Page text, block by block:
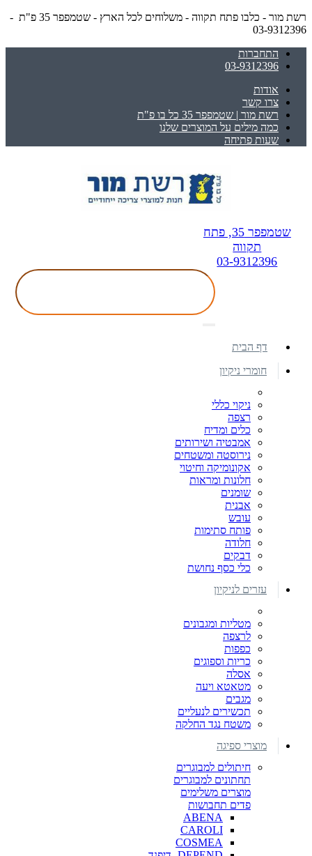
רשת מור - כלבו פתח תקווה - משלוחים לכל הארץ - שטמפפר 35 פ"ת -
03-9312396
התחברות
03-9312396
אודות
צרו קשר
רשת מור | שטמפפר 35 כל בו פ"ת
כמה מילים על המוצרים שלנו
שעות פתיחה
שטמפפר 35, פתח
תקווה
03-9312396
דף הבית
חומרי ניקיון
ניקוי כללי
רצפה
כלים ומדיח
אמבטיה ושירותים
נירוסטה ומשטחים
אקונומיקה וחיטוי
חלונות ומראות
שומנים
אבנית
עובש
פותח סתימות
חלודה
דבקים
כלי כסף נחושת
עזרים לניקיון
מטליות ומגבונים
לרצפה
כפפות
כריות וספוגים
אסלה
מטאטא ויעה
מגבים
תכשירים לנעליים
משטח נגד החלקה
מוצרי ספיגה
חיתולים למבוגרים
תחתונים למבוגרים
מוצרים משלימים
פדים תחבושות
ABENA
CAROLI
COSMEA